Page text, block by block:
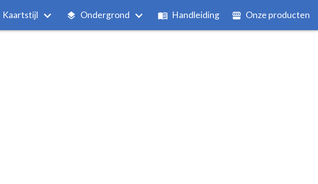
Kaartstijl Ondergrond Handleiding Onze producten